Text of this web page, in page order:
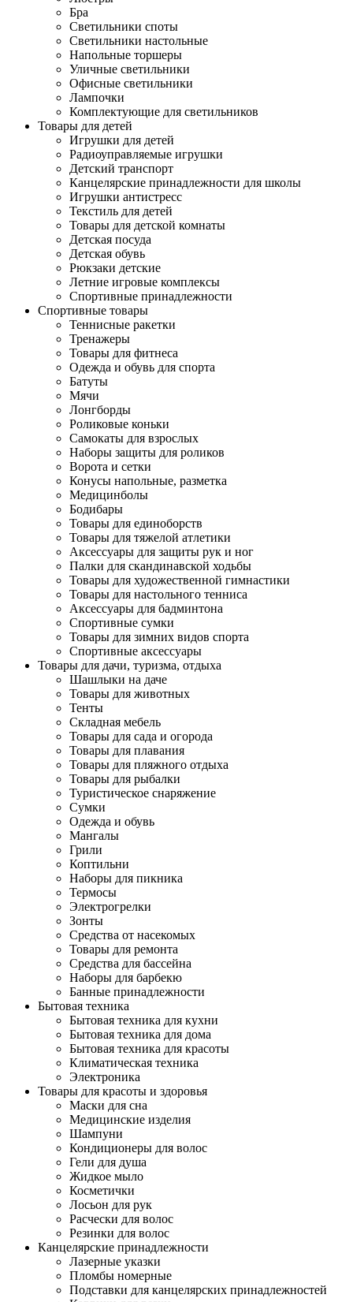
Бра
Светильники споты
Светильники настольные
Напольные торшеры
Уличные светильники
Офисные светильники
Лампочки
Комплектующие для светильников
Товары для детей
Игрушки для детей
Радиоуправляемые игрушки
Детский транспорт
Канцелярские принадлежности для школы
Игрушки антистресс
Текстиль для детей
Товары для детской комнаты
Детская посуда
Детская обувь
Рюкзаки детские
Летние игровые комплексы
Спортивные принадлежности
Спортивные товары
Теннисные ракетки
Тренажеры
Товары для фитнеса
Одежда и обувь для спорта
Батуты
Мячи
Лонгборды
Роликовые коньки
Самокаты для взрослых
Наборы защиты для роликов
Ворота и сетки
Конусы напольные, разметка
Медицинболы
Бодибары
Товары для единоборств
Товары для тяжелой атлетики
Аксессуары для защиты рук и ног
Палки для скандинавской ходьбы
Товары для художественной гимнастики
Товары для настольного тенниса
Аксессуары для бадминтона
Спортивные сумки
Товары для зимних видов спорта
Спортивные аксессуары
Товары для дачи, туризма, отдыха
Шашлыки на даче
Товары для животных
Тенты
Складная мебель
Товары для сада и огорода
Товары для плавания
Товары для пляжного отдыха
Товары для рыбалки
Туристическое снаряжение
Сумки
Одежда и обувь
Мангалы
Грили
Коптильни
Наборы для пикника
Термосы
Электрогрелки
Зонты
Средства от насекомых
Товары для ремонта
Средства для бассейна
Наборы для барбекю
Банные принадлежности
Бытовая техника
Бытовая техника для кухни
Бытовая техника для дома
Бытовая техника для красоты
Климатическая техника
Электроника
Товары для красоты и здоровья
Маски для сна
Медицинские изделия
Шампуни
Кондиционеры для волос
Гели для душа
Жидкое мыло
Косметички
Лосьон для рук
Расчески для волос
Резинки для волос
Канцелярские принадлежности
Лазерные указки
Пломбы номерные
Подставки для канцелярских принадлежностей